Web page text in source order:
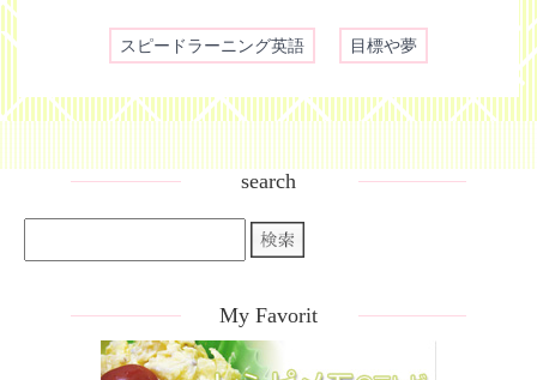
スピードラーニング英語 目標や夢
search
My Favorit